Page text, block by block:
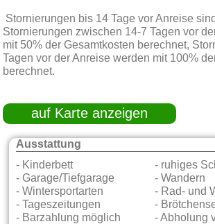
Stornierungen bis 14 Tage vor Anreise
Stornierungen zwischen 14-7 Tagen vor
mit 50% der Gesamtkosten berechnet,
Tagen vor der Anreise werden mit 100%
berechnet.
auf Karte anzeigen
Ausstattung
- Kinderbett
- ruhiges
- Garage/Tiefgarage
- Wandern
- Wintersportarten
- Rad- und
- Tageszeitungen
-
- Barzahlung möglich
- Abholung